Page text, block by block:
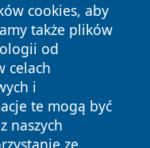
cookies, aby
także plików
od
celach
i
te mogą być
naszych
ze
prawa zastrzeżone.